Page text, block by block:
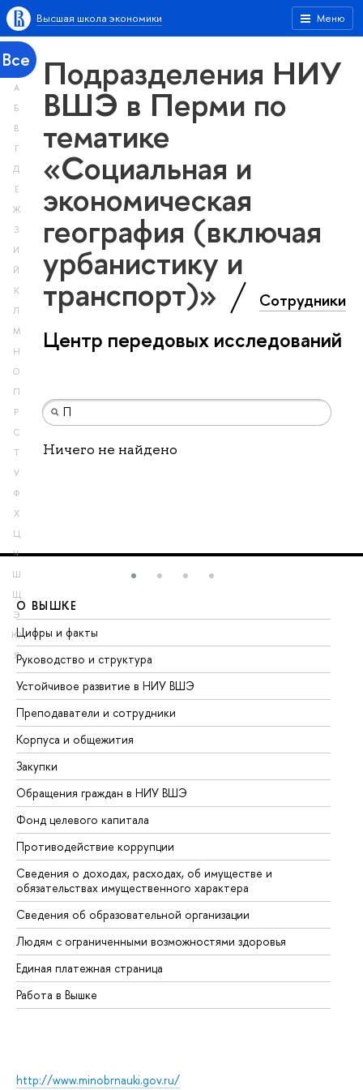
Меню
Высшая школа экономики
Все
А
Б
В
Г
Д
Е
Ж
З
И
Й
К
Л
М
Н
О
П
Р
С
Т
У
Ф
Х
Ц
Ч
Ш
Щ
Э
Ю
Я
Подразделения НИУ
ВШЭ в Перми по
тематике
«Социальная и
экономическая
география (включая
урбанистику и
транспорт)» Сотрудники
Центр передовых исследований
Ничего не найдено
О ВЫШКЕ
Цифры и факты
Руководство и структура
Устойчивое развитие в НИУ ВШЭ
Преподаватели и сотрудники
Корпуса и общежития
Закупки
Обращения граждан в НИУ ВШЭ
Фонд целевого капитала
Противодействие коррупции
Сведения о доходах, расходах, об имуществе и
обязательствах имущественного характера
Сведения об образовательной организации
Людям с ограниченными возможностями здоровья
Единая платежная страница
Работа в Вышке
http://www.minobrnauki.gov.ru/